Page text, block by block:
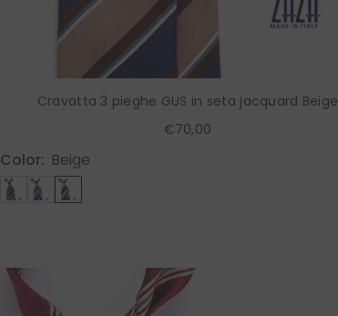
Cravatta 3 pieghe GUS in seta jacquard Beige
€70,00
Color: Beige